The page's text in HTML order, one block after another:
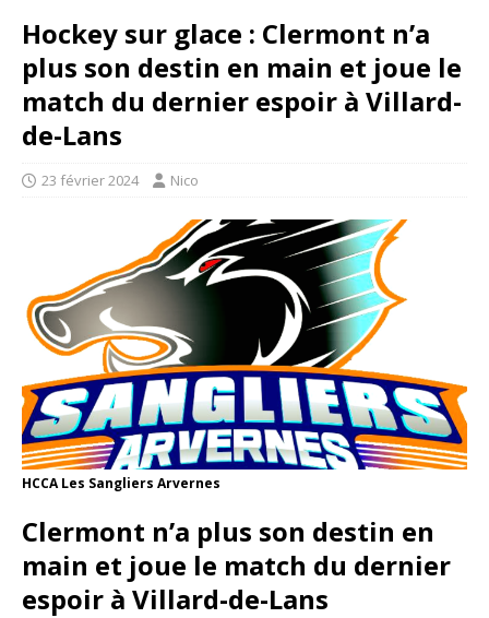
Hockey sur glace : Clermont n’a
plus son destin en main et joue le
match du dernier espoir à Villard-
de-Lans
23 février 2024 Nico
HCCA Les Sangliers Arvernes
Clermont n’a plus son destin en
main et joue le match du dernier
espoir à Villard-de-Lans